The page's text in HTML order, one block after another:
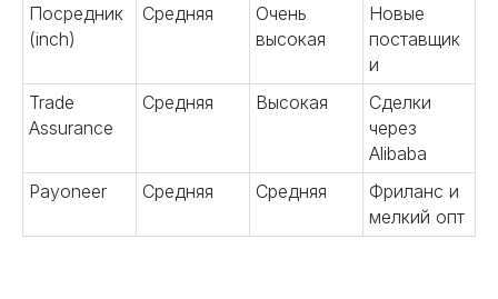
Посредник
(inch)
Средняя
Очень
высокая
Новые
поставщик
и
Trade
Assurance
Средняя Высокая
Сделки
через
Alibaba
Payoneer
Средняя Средняя
Фриланс и
мелкий опт